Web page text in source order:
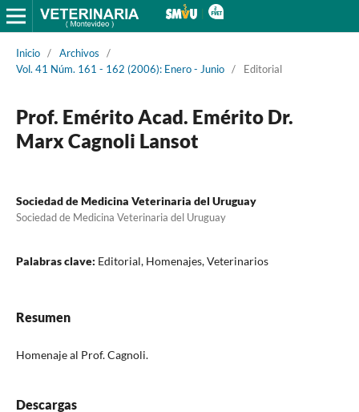
Inicio / Archivos
/
Vol. 41 Núm. 161 - 162 (2006): Enero - Junio / Editorial
Prof. Emérito Acad. Emérito Dr.
Marx Cagnoli Lansot
Sociedad de Medicina Veterinaria del Uruguay
Sociedad de Medicina Veterinaria del Uruguay
Palabras clave: Editorial, Homenajes, Veterinarios
Resumen
Homenaje al Prof. Cagnoli.
Descargas